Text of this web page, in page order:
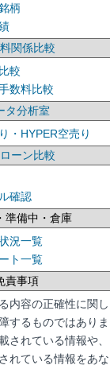
柄
関係比較
較
数料比較
タ分析室
・HYPER空売り
ーン比較
確認
準備中・倉庫
況一覧
ト一覧
責事項
内容の正確性に関し
するものではありま
されている情報や、
れている情報をあな